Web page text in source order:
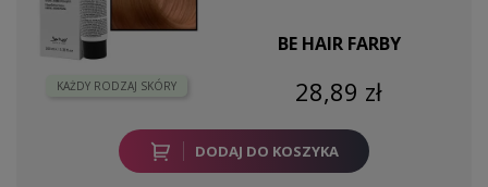
KAŻDY RODZAJ SKÓRY
BE HAIR FARBY
28,89 zł
DODAJ DO KOSZYKA